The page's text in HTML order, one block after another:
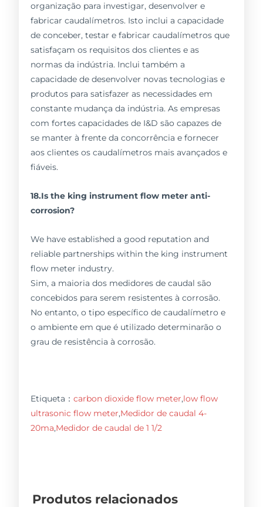
organização para investigar, desenvolver e
fabricar caudalímetros. Isto inclui a capacidade
de conceber, testar e fabricar caudalímetros que
satisfaçam os requisitos dos clientes e as
normas da indústria. Inclui também a
capacidade de desenvolver novas tecnologias e
produtos para satisfazer as necessidades em
constante mudança da indústria. As empresas
com fortes capacidades de I&D são capazes de
se manter à frente da concorrência e fornecer
aos clientes os caudalímetros mais avançados e
fiáveis.
18.Is the king instrument flow meter anti-
corrosion?
We have established a good reputation and
reliable partnerships within the king instrument
flow meter industry.
Sim, a maioria dos medidores de caudal são
concebidos para serem resistentes à corrosão.
No entanto, o tipo específico de caudalímetro e
o ambiente em que é utilizado determinarão o
grau de resistência à corrosão.
Etiqueta：carbon dioxide flow meter,low flow
ultrasonic flow meter,Medidor de caudal 4-
20ma,Medidor de caudal de 1 1/2
Produtos relacionados